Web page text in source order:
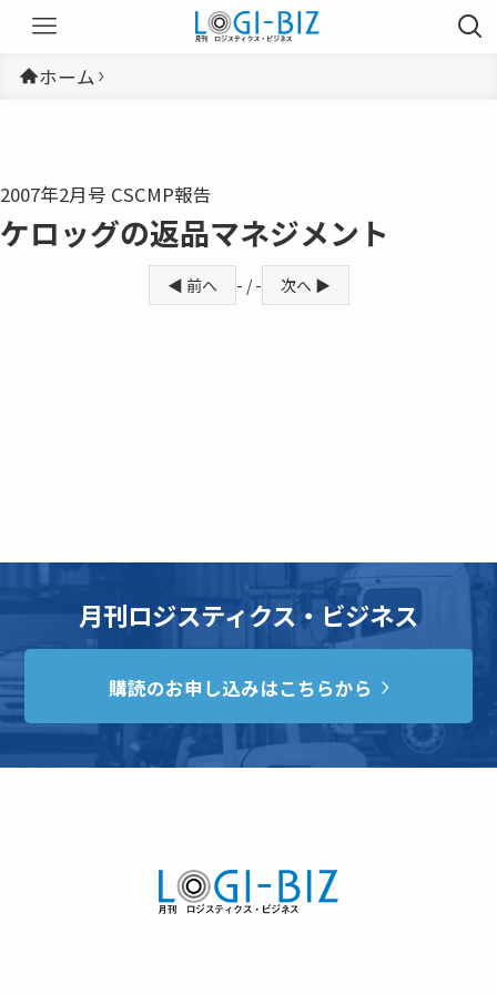
ホーム
2007年2月号 CSCMP報告
ケロッグの返品マネジメント
◀ 前へ - / - 次へ ▶
月刊ロジスティクス・ビジネス
購読のお申し込みはこちらから